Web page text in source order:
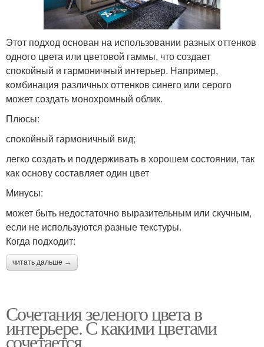
Этот подход основан на использовании разных оттенков
одного цвета или цветовой гаммы, что создает
спокойный и гармоничный интерьер. Например,
комбинация различных оттенков синего или серого
может создать монохромный облик.
Плюсы:
спокойный гармоничный вид;
легко создать и поддерживать в хорошем состоянии, так
как основу составляет один цвет
Минусы:
может быть недостаточно выразительным или скучным,
если не используются разные текстуры.
Когда подходит:
читать дальше →
Сочетания зеленого цвета в
интерьере. С какими цветами
сочетается